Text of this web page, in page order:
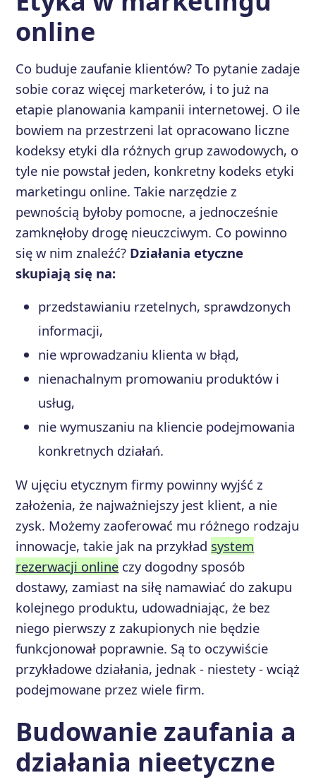
online
Co buduje zaufanie klientów? To pytanie zadaje
sobie coraz więcej marketerów, i to już na
etapie planowania kampanii internetowej. O ile
bowiem na przestrzeni lat opracowano liczne
kodeksy etyki dla różnych grup zawodowych, o
tyle nie powstał jeden, konkretny kodeks etyki
marketingu online. Takie narzędzie z
pewnością byłoby pomocne, a jednocześnie
zamknęłoby drogę nieuczciwym. Co powinno
się w nim znaleźć? Działania etyczne
skupiają się na:
przedstawianiu rzetelnych, sprawdzonych
informacji,
nie wprowadzaniu klienta w błąd,
nienachalnym promowaniu produktów i
usług,
nie wymuszaniu na kliencie podejmowania
konkretnych działań.
W ujęciu etycznym firmy powinny wyjść z
założenia, że najważniejszy jest klient, a nie
zysk. Możemy zaoferować mu różnego rodzaju
innowacje, takie jak na przykład system
rezerwacji online czy dogodny sposób
dostawy, zamiast na siłę namawiać do zakupu
kolejnego produktu, udowadniając, że bez
niego pierwszy z zakupionych nie będzie
funkcjonował poprawnie. Są to oczywiście
przykładowe działania, jednak - niestety - wciąż
podejmowane przez wiele firm.
Budowanie zaufania a
działania nieetyczne